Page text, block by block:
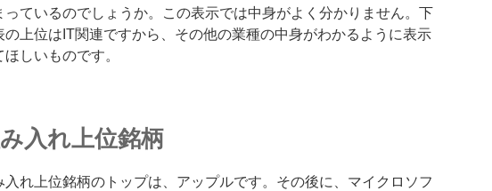
っているのでしょうか。この表示では中身がよく分かりません。下
の上位はIT関連ですから、その他の業種の中身がわかるように表示
ほしいものです。
入れ上位銘柄
入れ上位銘柄のトップは、アップルです。その後に、マイクロソフ